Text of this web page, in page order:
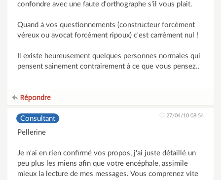
confondre avec une faute d'orthographe s'il vous plait.
Quand à vos questionnements (constructeur forcément
véreux ou avocat forcément ripoux) c'est carrément nul !
Il existe heureusement quelques personnes normales qui
pensent sainement contrairement à ce que vous pensez..
Répondre
Consultant 27/04/10 08:54
Pellerine
Je n'ai en rien confirmé vos propos, j'ai juste détaillé un
peu plus les miens afin que votre encéphale, assimile
mieux la lecture de mes messages. Vous comprenez vite